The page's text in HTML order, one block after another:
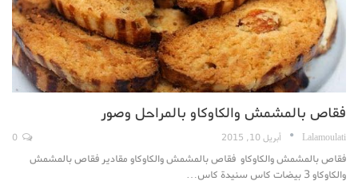
فقاص بالمشمش والكاوكاو بالمراحل وصور
Lalamoulati أبريل 10, 2015
فقاص بالمشمش والكاوكاو فقاص بالمشمش والكاوكاو مقادير فقاص بالمشمش
والكاوكاو 3 بيضات كاس سنيدة كاس…